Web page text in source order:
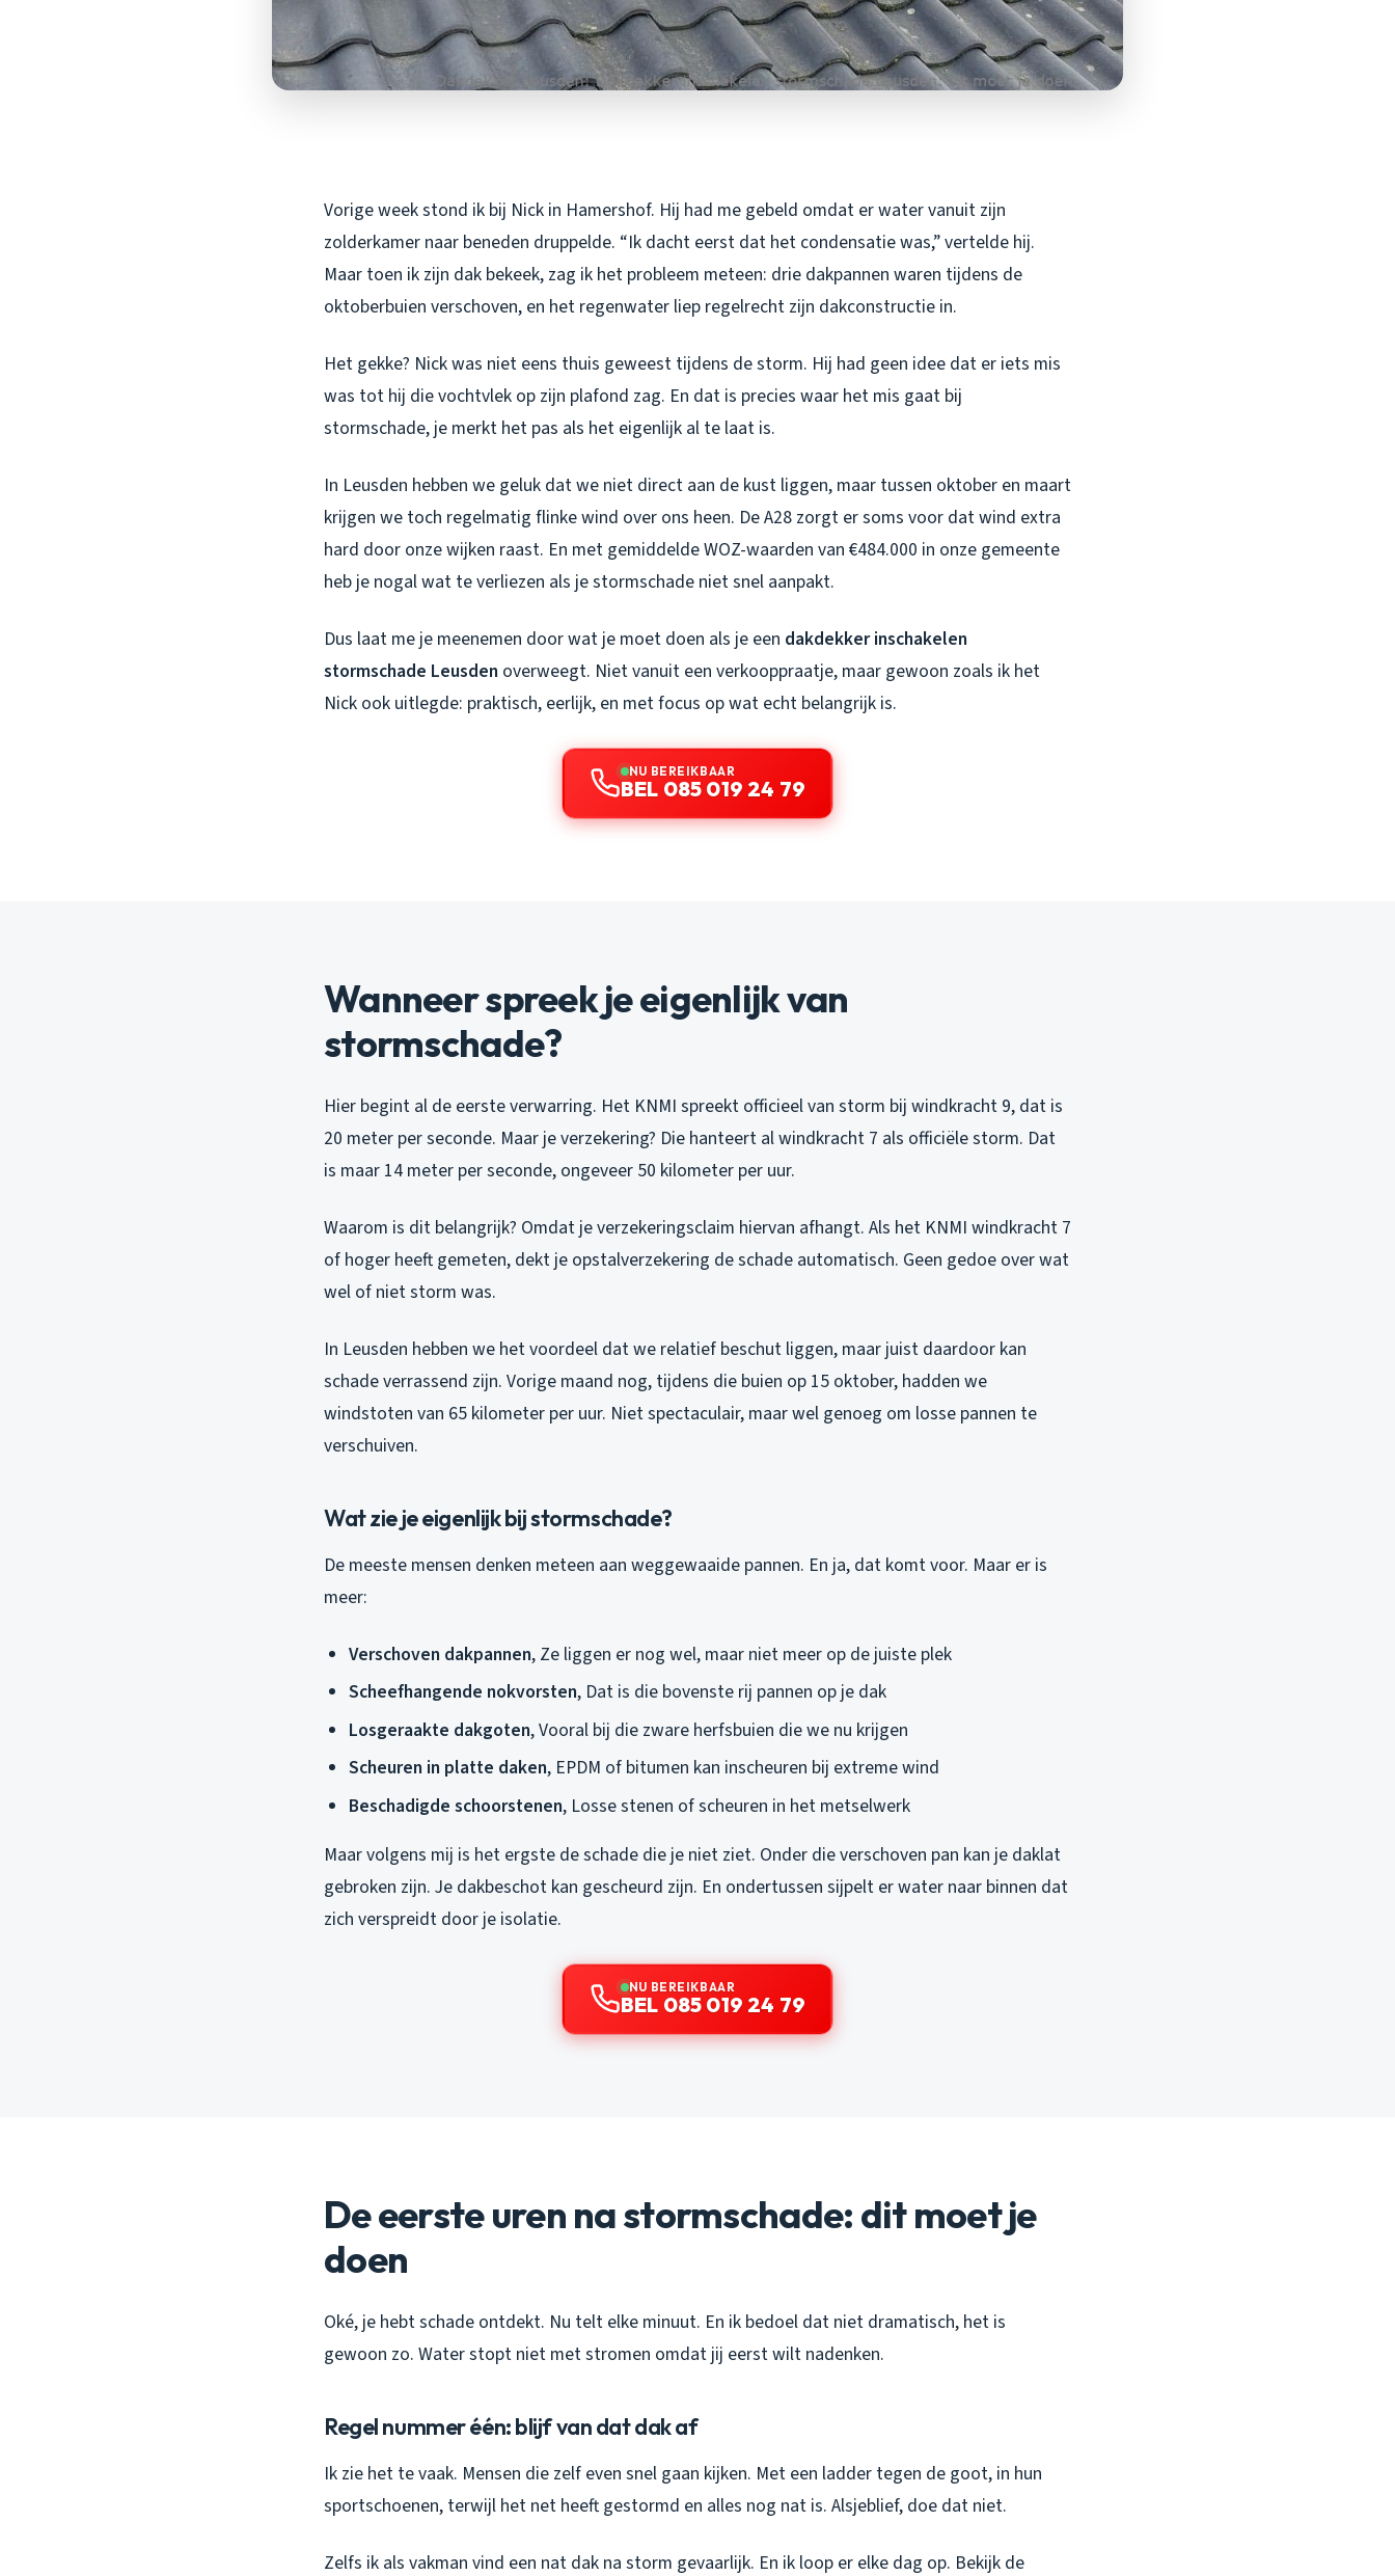
Vorige week stond ik bij Nick in Hamershof. Hij had me gebeld omdat er water vanuit zijn
zolderkamer naar beneden druppelde. “Ik dacht eerst dat het condensatie was,” vertelde hij.
Maar toen ik zijn dak bekeek, zag ik het probleem meteen: drie dakpannen waren tijdens de
oktoberbuien verschoven, en het regenwater liep regelrecht zijn dakconstructie in.
Het gekke? Nick was niet eens thuis geweest tijdens de storm. Hij had geen idee dat er iets mis
was tot hij die vochtvlek op zijn plafond zag. En dat is precies waar het mis gaat bij
stormschade, je merkt het pas als het eigenlijk al te laat is.
In Leusden hebben we geluk dat we niet direct aan de kust liggen, maar tussen oktober en maart
krijgen we toch regelmatig flinke wind over ons heen. De A28 zorgt er soms voor dat wind extra
hard door onze wijken raast. En met gemiddelde WOZ-waarden van €484.000 in onze gemeente
heb je nogal wat te verliezen als je stormschade niet snel aanpakt.
Dus laat me je meenemen door wat je moet doen als je een dakdekker inschakelen
stormschade Leusden overweegt. Niet vanuit een verkooppraatje, maar gewoon zoals ik het
Nick ook uitlegde: praktisch, eerlijk, en met focus op wat echt belangrijk is.
NU BEREIKBAAR
BEL 085 019 24 79
Wanneer spreek je eigenlijk van
stormschade?
Hier begint al de eerste verwarring. Het KNMI spreekt officieel van storm bij windkracht 9, dat is
20 meter per seconde. Maar je verzekering? Die hanteert al windkracht 7 als officiële storm. Dat
is maar 14 meter per seconde, ongeveer 50 kilometer per uur.
Waarom is dit belangrijk? Omdat je verzekeringsclaim hiervan afhangt. Als het KNMI windkracht 7
of hoger heeft gemeten, dekt je opstalverzekering de schade automatisch. Geen gedoe over wat
wel of niet storm was.
In Leusden hebben we het voordeel dat we relatief beschut liggen, maar juist daardoor kan
schade verrassend zijn. Vorige maand nog, tijdens die buien op 15 oktober, hadden we
windstoten van 65 kilometer per uur. Niet spectaculair, maar wel genoeg om losse pannen te
verschuiven.
Wat zie je eigenlijk bij stormschade?
De meeste mensen denken meteen aan weggewaaide pannen. En ja, dat komt voor. Maar er is
meer:
Verschoven dakpannen, Ze liggen er nog wel, maar niet meer op de juiste plek
Scheefhangende nokvorsten, Dat is die bovenste rij pannen op je dak
Losgeraakte dakgoten, Vooral bij die zware herfsbuien die we nu krijgen
Scheuren in platte daken, EPDM of bitumen kan inscheuren bij extreme wind
Beschadigde schoorstenen, Losse stenen of scheuren in het metselwerk
Maar volgens mij is het ergste de schade die je niet ziet. Onder die verschoven pan kan je daklat
gebroken zijn. Je dakbeschot kan gescheurd zijn. En ondertussen sijpelt er water naar binnen dat
zich verspreidt door je isolatie.
NU BEREIKBAAR
BEL 085 019 24 79
De eerste uren na stormschade: dit moet je
doen
Oké, je hebt schade ontdekt. Nu telt elke minuut. En ik bedoel dat niet dramatisch, het is
gewoon zo. Water stopt niet met stromen omdat jij eerst wilt nadenken.
Regel nummer één: blijf van dat dak af
Ik zie het te vaak. Mensen die zelf even snel gaan kijken. Met een ladder tegen de goot, in hun
sportschoenen, terwijl het net heeft gestormd en alles nog nat is. Alsjeblief, doe dat niet.
Zelfs ik als vakman vind een nat dak na storm gevaarlijk. En ik loop er elke dag op. Bekijk de